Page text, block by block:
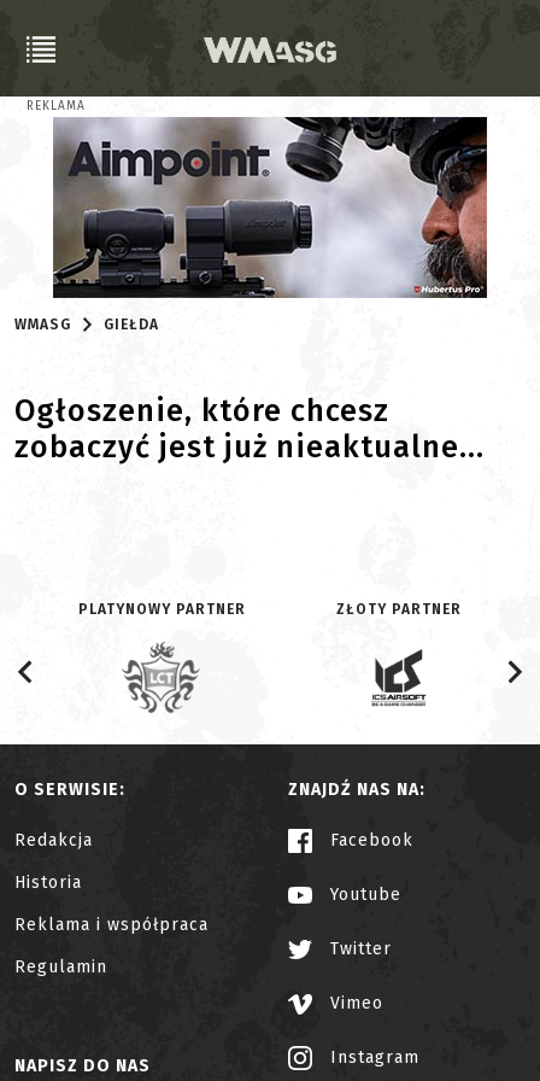
REKLAMA
WMASG GIEŁDA
Ogłoszenie, które chcesz
zobaczyć jest już nieaktualne...
PLATYNOWY PARTNER ZŁOTY PARTNER
O SERWISIE:
Redakcja
Historia
Reklama i współpraca
Regulamin
ZNAJDŹ NAS NA:
Facebook
Youtube
Twitter
Vimeo
Instagram
NAPISZ DO NAS